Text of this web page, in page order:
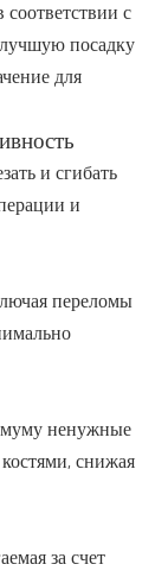
с
посадку
для
и сгибать
и
переломы
ненужные
снижая
за счет